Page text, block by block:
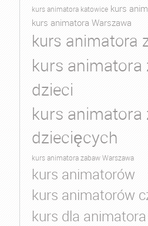
kurs animatora katowice kurs
kurs animatora Warszawa
kurs animatora
kurs animatora
dzieci
kurs animatora
dziecięcych
kurs animatora zabaw Warszawa
kurs animatorów
kurs animatorów
kurs dla animatora